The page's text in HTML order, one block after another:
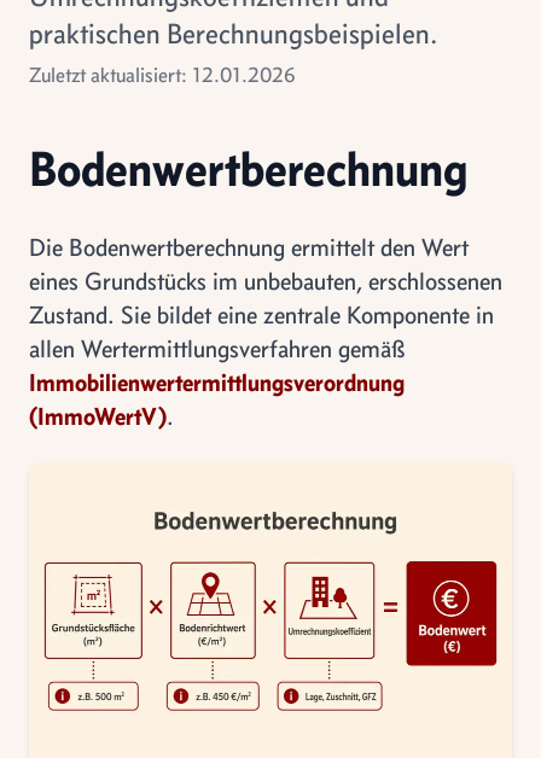
praktischen Berechnungsbeispielen.
Zuletzt aktualisiert: 12.01.2026
Bodenwertberechnung
Die Bodenwertberechnung ermittelt den Wert
eines Grundstücks im unbebauten, erschlossenen
Zustand. Sie bildet eine zentrale Komponente in
allen Wertermittlungsverfahren gemäß
Immobilienwertermittlungsverordnung
(ImmoWertV).